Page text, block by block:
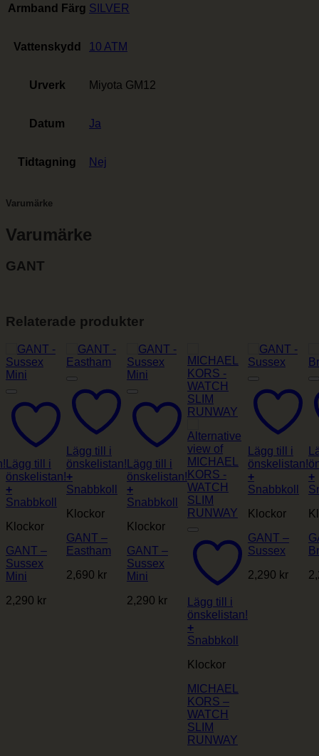
Armband Färg SILVER
Vattenskydd 10 ATM
Urverk Miyota GM12
Datum Ja
Tidtagning Nej
Varumärke
Varumärke
GANT
Relaterade produkter
Lägg till i
önskelistan!
+
Snabbkoll
Klockor
GANT –
Sussex
Mini
2,290 kr
Lägg till i
önskelistan!
+
Snabbkoll
Klockor
GANT –
Eastham
2,690 kr
Lägg till i
önskelistan!
+
Snabbkoll
Klockor
GANT –
Sussex
Mini
2,290 kr
Lägg till i
önskelistan!
+
Snabbkoll
Klockor
MICHAEL
KORS –
WATCH
SLIM
RUNWAY
Lägg till i
önskelistan!
+
Snabbkoll
Klockor
GANT –
Sussex
2,290 kr
+